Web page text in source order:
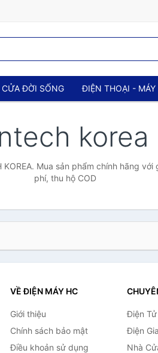
CỬA ĐỜI SỐNG ĐIỆN THOẠI - MÁY
korea
Mua sản phẩm chính hãng
phí, thu hộ COD
VỀ ĐIỆN MÁY HC
Giới thiệu
Chính sách bảo mật
Điều khoản sử dụng
Điện
Điện
Nhà